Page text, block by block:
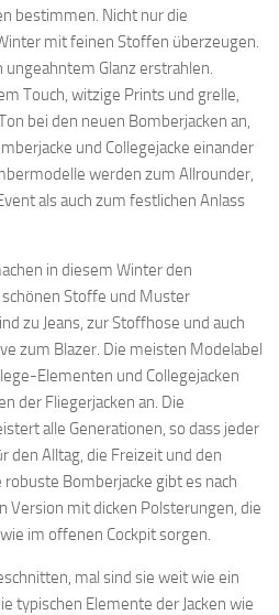
bestimmen. Nicht nur die
mit feinen Stoffen überzeugen.
Glanz erstrahlen.
Touch, witzige Prints und grelle,
bei den neuen Bomberjacken an,
und Collegejacke einander
werden zum Allrounder,
als auch zum festlichen Anlass
in diesem Winter den
schönen Stoffe und Muster
zu Jeans, zur Stoffhose und auch
zum Blazer. Die meisten Modelabel
Elementen und Collegejacken
der Fliegerjacken an. Die
alle Generationen, so dass jeder
den Alltag, die Freizeit und den
Bomberjacke gibt es nach
Version mit dicken Polsterungen, die
im offenen Cockpit sorgen.
mal sind sie weit wie ein
typischen Elemente der Jacken wie